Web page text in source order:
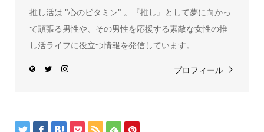
推し活は "心のビタミン" 。『推し』として夢に向かっ
て頑張る男性や、その男性を応援する素敵な女性の推
し活ライフに役立つ情報を発信しています。
プロフィール